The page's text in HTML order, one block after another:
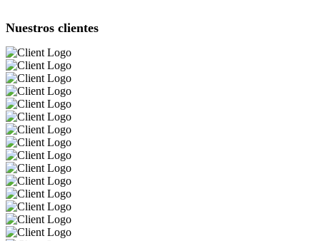
Nuestros clientes